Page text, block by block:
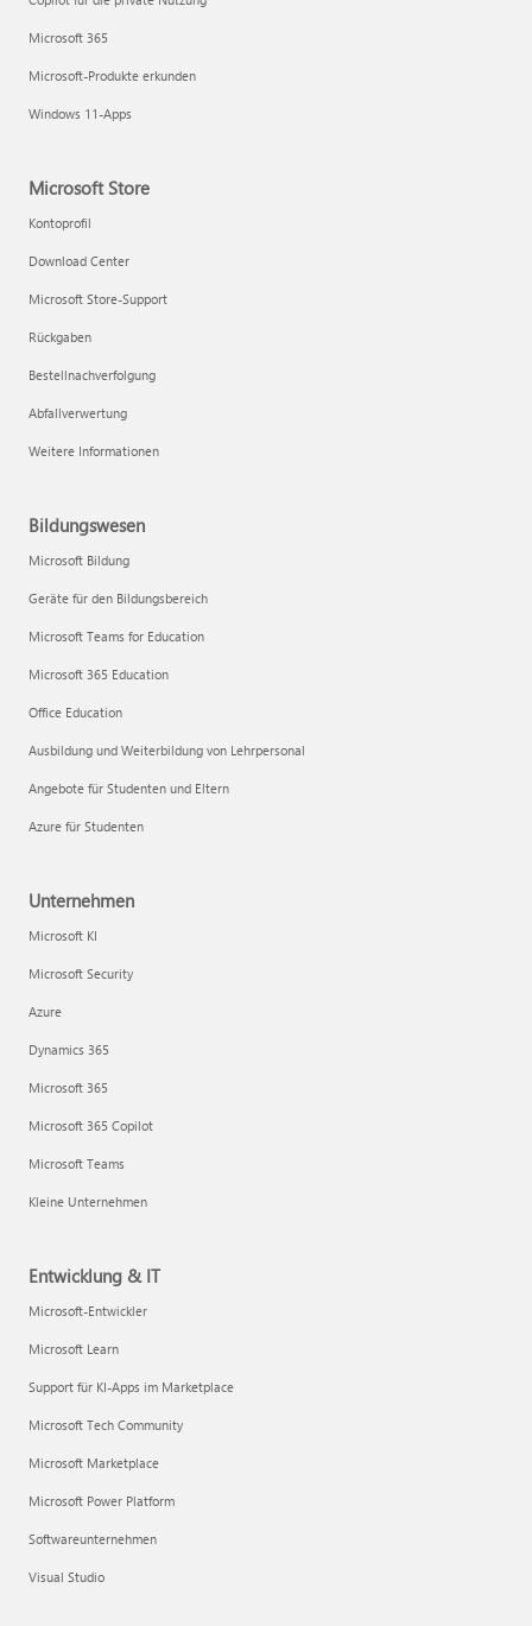
Microsoft 365
Microsoft-Produkte erkunden
Windows 11-Apps
Microsoft Store
Kontoprofil
Download Center
Microsoft Store-Support
Rückgaben
Bestellnachverfolgung
Abfallverwertung
Weitere Informationen
Bildungswesen
Microsoft Bildung
Geräte für den Bildungsbereich
Microsoft Teams for Education
Microsoft 365 Education
Office Education
Ausbildung und Weiterbildung von Lehrpersonal
Angebote für Studenten und Eltern
Azure für Studenten
Unternehmen
Microsoft KI
Microsoft Security
Azure
Dynamics 365
Microsoft 365
Microsoft 365 Copilot
Microsoft Teams
Kleine Unternehmen
Entwicklung & IT
Microsoft-Entwickler
Microsoft Learn
Support für KI-Apps im Marketplace
Microsoft Tech Community
Microsoft Marketplace
Microsoft Power Platform
Softwareunternehmen
Visual Studio